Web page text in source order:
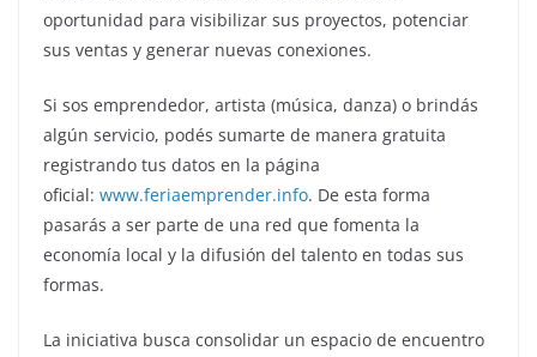
oportunidad para visibilizar sus proyectos, potenciar
sus ventas y generar nuevas conexiones.
Si sos emprendedor, artista (música, danza) o brindás
algún servicio, podés sumarte de manera gratuita
registrando tus datos en la página
oficial: www.feriaemprender.info. De esta forma
pasarás a ser parte de una red que fomenta la
economía local y la difusión del talento en todas sus
formas.
La iniciativa busca consolidar un espacio de encuentro